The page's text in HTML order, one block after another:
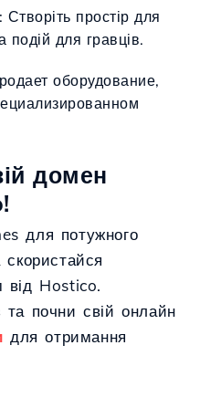
: Створіть простір для
подій для гравців.
оборудование,
домен
для потужного
від Hostico.
почни свій онлайн
для отримання